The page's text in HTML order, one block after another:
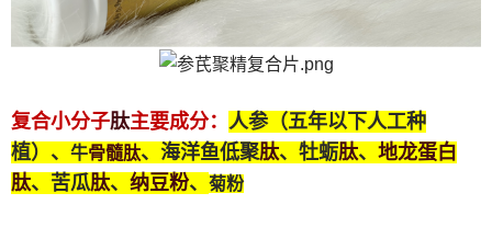
复合小分子肽主要成分： 人参（五年以下人工种
植）、 牛骨髓肽、海洋鱼低聚肽、牡蛎肽、 地龙蛋白
肽、苦瓜肽、 纳豆粉、 菊粉